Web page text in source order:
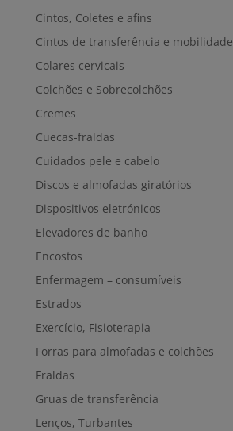
Cintos, Coletes e afins
Cintos de transferência e mobilidade
Colares cervicais
Colchões e Sobrecolchões
Cremes
Cuecas-fraldas
Cuidados pele e cabelo
Discos e almofadas giratórios
Dispositivos eletrónicos
Elevadores de banho
Encostos
Enfermagem – consumíveis
Estrados
Exercício, Fisioterapia
Forras para almofadas e colchões
Fraldas
Gruas de transferência
Lenços, Turbantes